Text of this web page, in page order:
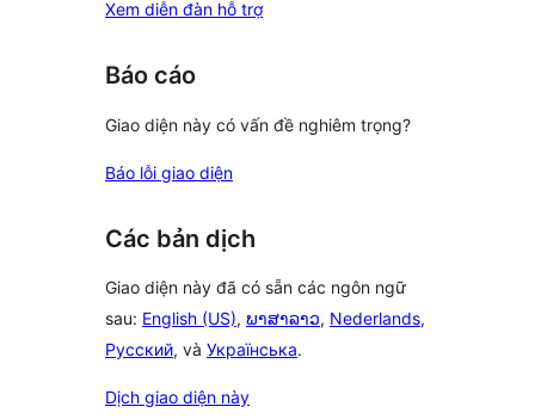
Xem diễn đàn hỗ trợ
Báo cáo
Giao diện này có vấn đề nghiêm trọng?
Báo lỗi giao diện
Các bản dịch
Giao diện này đã có sẵn các ngôn ngữ
sau: English (US), ພາສາລາວ, Nederlands,
Русский, và Українська.
Dịch giao diện này